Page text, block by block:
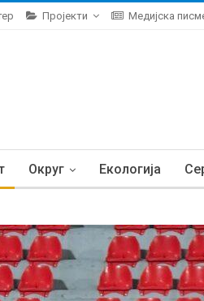
Пројекти Медијска
Округ Екологија